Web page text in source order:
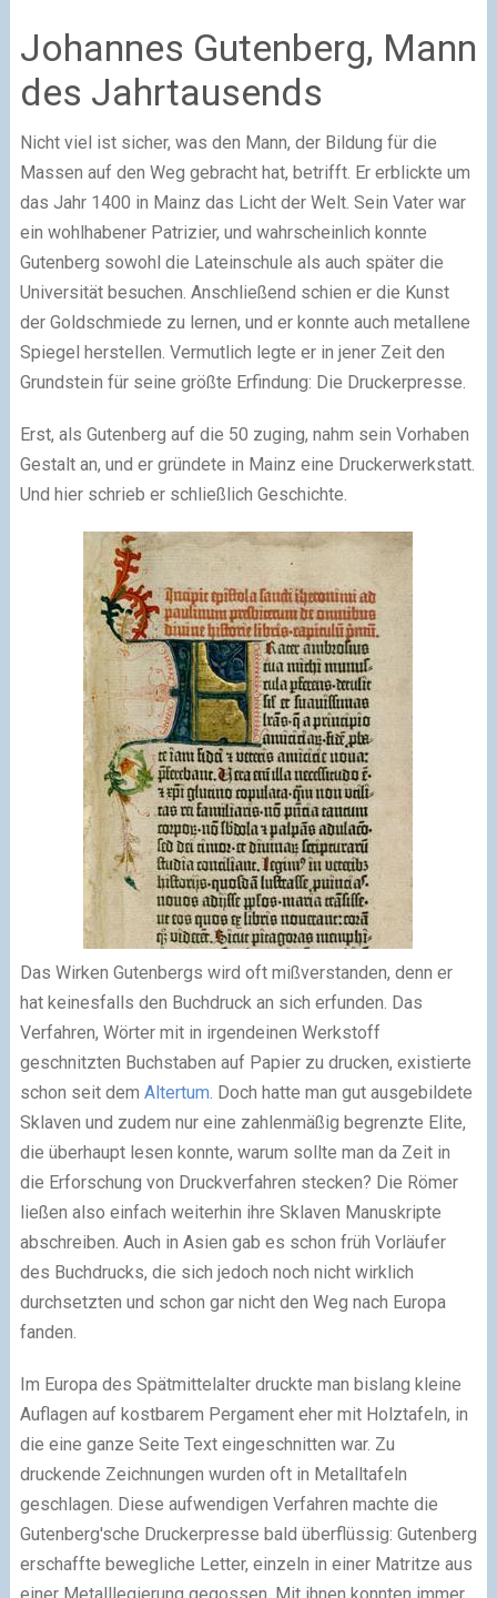
Johannes Gutenberg, Mann
des Jahrtausends
Nicht viel ist sicher, was den Mann, der Bildung für die
Massen auf den Weg gebracht hat, betrifft. Er erblickte um
das Jahr 1400 in Mainz das Licht der Welt. Sein Vater war
ein wohlhabener Patrizier, und wahrscheinlich konnte
Gutenberg sowohl die Lateinschule als auch später die
Universität besuchen. Anschließend schien er die Kunst
der Goldschmiede zu lernen, und er konnte auch metallene
Spiegel herstellen. Vermutlich legte er in jener Zeit den
Grundstein für seine größte Erfindung: Die Druckerpresse.
Erst, als Gutenberg auf die 50 zuging, nahm sein Vorhaben
Gestalt an, und er gründete in Mainz eine Druckerwerkstatt.
Und hier schrieb er schließlich Geschichte.
Das Wirken Gutenbergs wird oft mißverstanden, denn er
hat keinesfalls den Buchdruck an sich erfunden. Das
Verfahren, Wörter mit in irgendeinen Werkstoff
geschnitzten Buchstaben auf Papier zu drucken, existierte
schon seit dem Altertum . Doch hatte man gut ausgebildete
Sklaven und zudem nur eine zahlenmäßig begrenzte Elite,
die überhaupt lesen konnte, warum sollte man da Zeit in
die Erforschung von Druckverfahren stecken? Die Römer
ließen also einfach weiterhin ihre Sklaven Manuskripte
abschreiben. Auch in Asien gab es schon früh Vorläufer
des Buchdrucks, die sich jedoch noch nicht wirklich
durchsetzten und schon gar nicht den Weg nach Europa
fanden.
Im Europa des Spätmittelalter druckte man bislang kleine
Auflagen auf kostbarem Pergament eher mit Holztafeln, in
die eine ganze Seite Text eingeschnitten war. Zu
druckende Zeichnungen wurden oft in Metalltafeln
geschlagen. Diese aufwendigen Verfahren machte die
Gutenberg'sche Druckerpresse bald überflüssig: Gutenberg
erschaffte bewegliche Letter, einzeln in einer Matritze aus